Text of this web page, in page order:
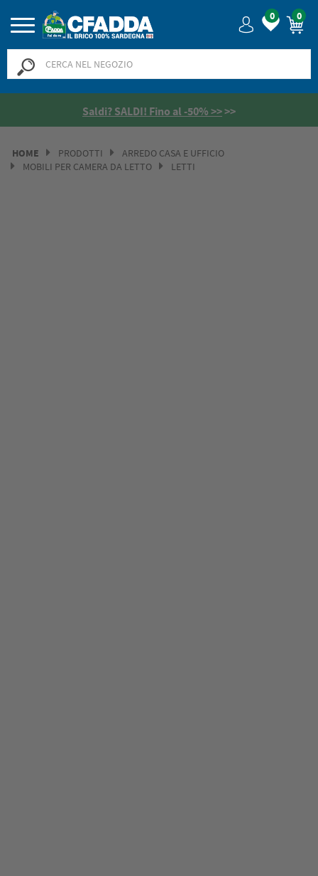
0 0
Saldi? SALDI! Fino al -50% >>>>
HOME PRODOTTI
ARREDO CASA E UFFICIO
MOBILI PER CAMERA DA LETTO
LETTI